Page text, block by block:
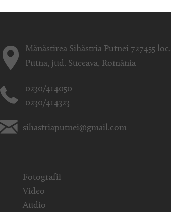
Mănăstirea Sihăstria Putnei 727455 loc.
Putna, jud. Suceava, România
0230/414050
0230/414323
sihastriaputnei@gmail.com
Fotografii
Video
Audio